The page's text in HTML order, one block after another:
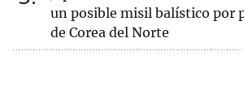
un posible misil balístico por
de Corea del Norte